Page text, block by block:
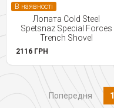
В наявності
Лопата Cold Steel
Spetsnaz Special Forces
Trench Shovel
2116 ГРН
Попередня 1